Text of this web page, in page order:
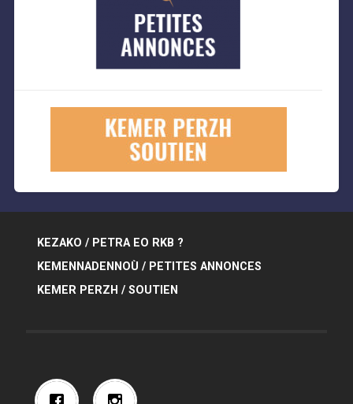
KEZAKO / PETRA EO RKB ?
KEMENNADENNOÙ / PETITES ANNONCES
KEMER PERZH / SOUTIEN